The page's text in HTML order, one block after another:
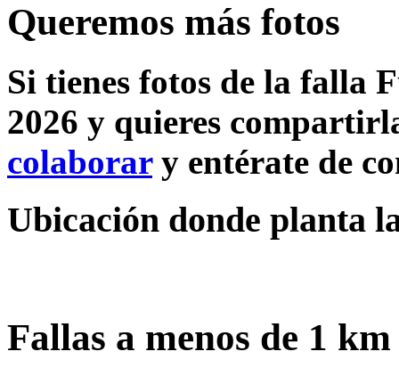
Queremos más fotos
Si tienes fotos de la falla
2026 y quieres
colaborary entérate de
Ubicación donde planta
Fallas a menos de 1